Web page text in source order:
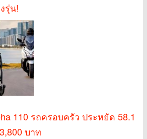
รุ่น!
110 รถครอบครัว ประหยัด 58.1
บาท